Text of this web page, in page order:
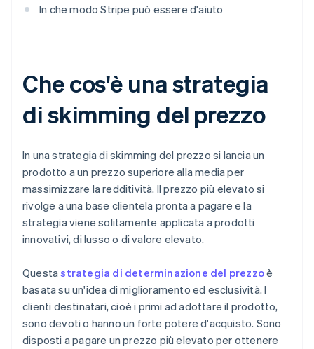
In che modo Stripe può essere d'aiuto
Che cos'è una strategia
di skimming del prezzo
In una strategia di skimming del prezzo si lancia un
prodotto a un prezzo superiore alla media per
massimizzare la redditività. Il prezzo più elevato si
rivolge a una base clientela pronta a pagare e la
strategia viene solitamente applicata a prodotti
innovativi, di lusso o di valore elevato.
Questastrategia di determinazione del prezzoè
basata su un'idea di miglioramento ed esclusività. I
clienti destinatari, cioè i primi ad adottare il prodotto,
sono devoti o hanno un forte potere d'acquisto. Sono
disposti a pagare un prezzo più elevato per ottenere